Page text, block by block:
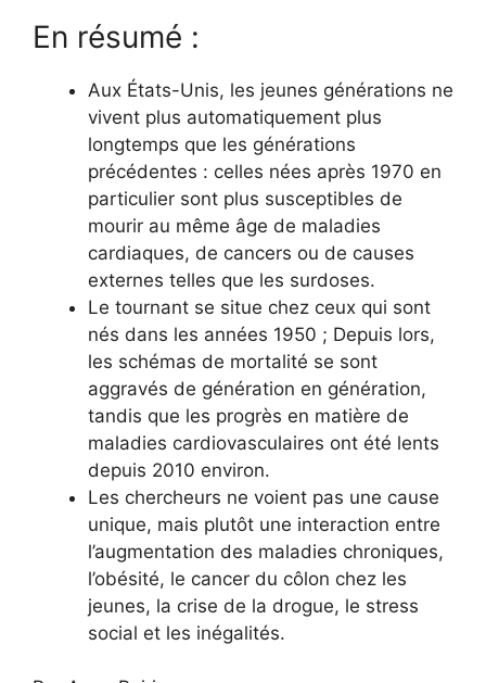
En résumé :
Aux États-Unis, les jeunes générations ne
vivent plus automatiquement plus
longtemps que les générations
précédentes : celles nées après 1970 en
particulier sont plus susceptibles de
mourir au même âge de maladies
cardiaques, de cancers ou de causes
externes telles que les surdoses.
Le tournant se situe chez ceux qui sont
nés dans les années 1950 ; Depuis lors,
les schémas de mortalité se sont
aggravés de génération en génération,
tandis que les progrès en matière de
maladies cardiovasculaires ont été lents
depuis 2010 environ.
Les chercheurs ne voient pas une cause
unique, mais plutôt une interaction entre
l’augmentation des maladies chroniques,
l’obésité, le cancer du côlon chez les
jeunes, la crise de la drogue, le stress
social et les inégalités.